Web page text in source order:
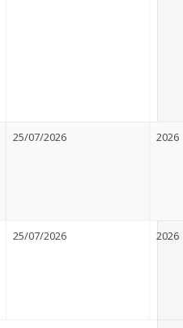
25/07/2026 2026
25/07/2026 2026